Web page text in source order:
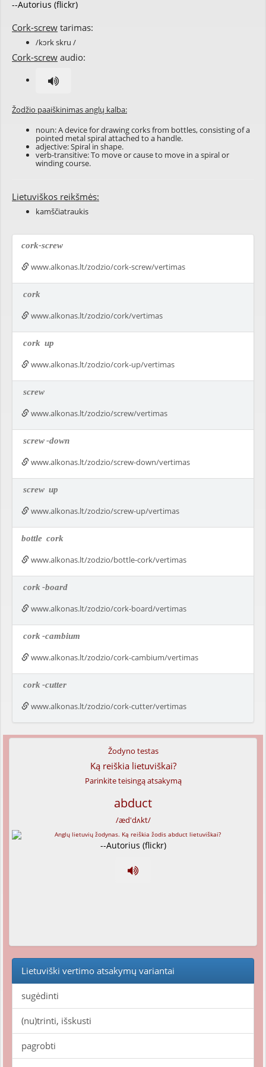
--Autorius (flickr)
Cork-screw tarimas:
/kɔrk skru /
Cork-screw audio:
Žodžio paaiškinimas anglų kalba:
noun: A device for drawing corks from bottles, consisting of a
pointed metal spiral attached to a handle.
adjective: Spiral in shape.
verb-transitive: To move or cause to move in a spiral or
winding course.
Lietuviškos reikšmės:
kamščiatraukis
cork-screw
www.alkonas.lt/zodzio/cork-screw/vertimas
cork
www.alkonas.lt/zodzio/cork/vertimas
cork up
www.alkonas.lt/zodzio/cork-up/vertimas
screw
www.alkonas.lt/zodzio/screw/vertimas
screw-down
www.alkonas.lt/zodzio/screw-down/vertimas
screw up
www.alkonas.lt/zodzio/screw-up/vertimas
bottle cork
www.alkonas.lt/zodzio/bottle-cork/vertimas
cork -board
www.alkonas.lt/zodzio/cork-board/vertimas
cork-cambium
www.alkonas.lt/zodzio/cork-cambium/vertimas
cork -cutter
www.alkonas.lt/zodzio/cork-cutter/vertimas
Žodyno testas
Ką reiškia lietuviškai?
Parinkite teisingą atsakymą
abduct
/æd'dʌkt/
--Autorius (flickr)
Lietuviški vertimo atsakymų variantai
sugėdinti
(nu)trinti, išskusti
pagrobti